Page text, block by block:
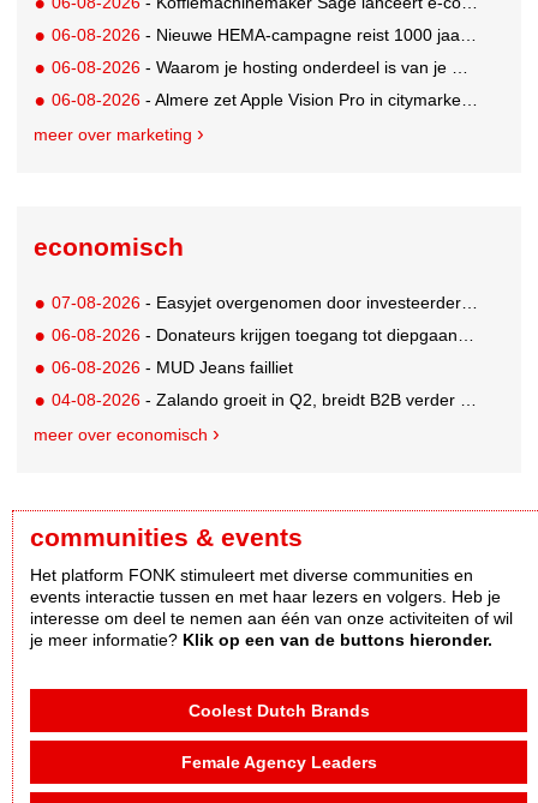
06-08-2026 - Nieuwe HEMA-campagne reist 1000 jaar terug in de tijd naar 'Hemastein'
06-08-2026 - Waarom je hosting onderdeel is van je merkstrategie
06-08-2026 - Almere zet Apple Vision Pro in citymarketing
meer over marketing
economisch
07-08-2026 - Easyjet overgenomen door investeerder Apollo
06-08-2026 - Donateurs krijgen toegang tot diepgaandere informatie over goede doelen
06-08-2026 - MUD Jeans failliet
04-08-2026 - Zalando groeit in Q2, breidt B2B verder uit en innoveert met AI
meer over economisch
communities & events
Het platform FONK stimuleert met diverse communities en
events interactie tussen en met haar lezers en volgers. Heb je
interesse om deel te nemen aan één van onze activiteiten of wil
je meer informatie? Klik op een van de buttons hieronder.
Coolest Dutch Brands
Female Agency Leaders